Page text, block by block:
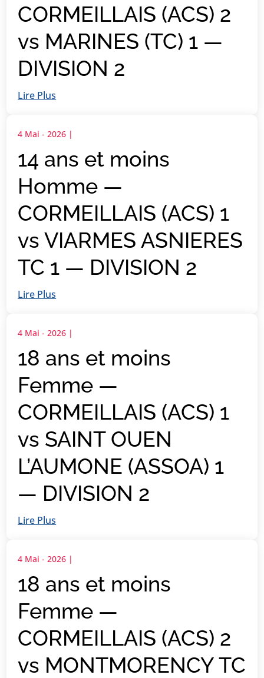
CORMEILLAIS (ACS) 2
vs MARINES (TC) 1 —
DIVISION 2
Lire Plus
14 ans et moins
Homme —
CORMEILLAIS (ACS) 1
vs VIARMES ASNIERES
TC 1 — DIVISION 2
4 Mai - 2026 |
Lire Plus
18 ans et moins
Femme —
CORMEILLAIS (ACS) 1
vs SAINT OUEN
L’AUMONE (ASSOA) 1
— DIVISION 2
4 Mai - 2026 |
Lire Plus
18 ans et moins
Femme —
CORMEILLAIS (ACS) 2
vs MONTMORENCY TC
4 Mai - 2026 |